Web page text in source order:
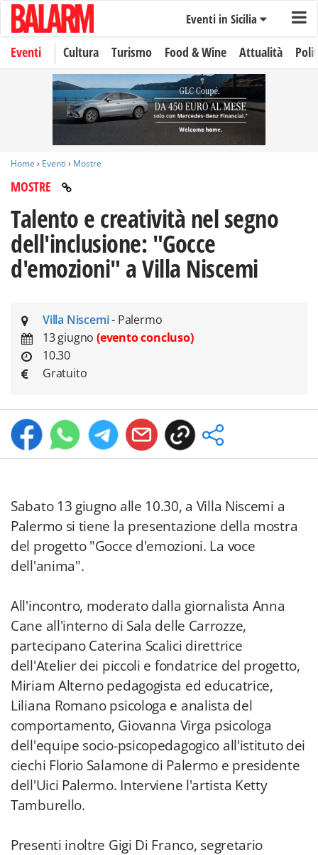
Eventi in Sicilia
Eventi Cultura Turismo Food & Wine Attualità
Home › Eventi › Mostre
MOSTRE
Talento e creatività nel segno
dell'inclusione: "Gocce
d'emozioni" a Villa Niscemi
Villa Niscemi- Palermo
13 giugno (evento concluso)
10.30
Gratuito
Sabato 13 giugno alle 10.30, a Villa Niscemi a
Palermo si tiene la presentazione della mostra
del progetto "Gocce d'emozioni. La voce
dell'anima".
All'incontro, moderato dalla giornalista Anna
Cane all'interno di Sala delle Carrozze,
partecipano Caterina Scalici direttrice
dell'Atelier dei piccoli e fondatrice del progetto,
Miriam Alterno pedagogista ed educatrice,
Liliana Romano psicologa e analista del
comportamento, Giovanna Virga psicologa
dell'equipe socio-psicopedagogico all'istituto dei
ciechi Florio Salamone di Palermo e presidente
dell'Uici Palermo. Interviene l'artista Ketty
Tamburello.
Presenti inoltre Gigi Di Franco, segretario